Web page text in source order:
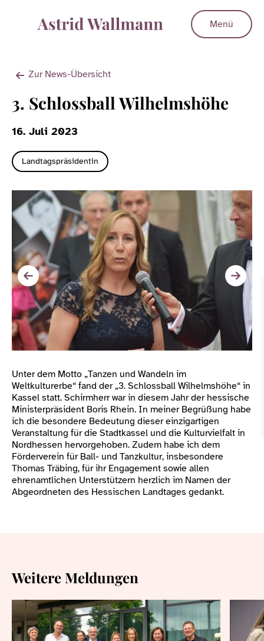
Menü
Zur News-Übersicht
3. Schlossball Wilhelmshöhe
16. Juli 2023
Landtagspräsidentin
Unter dem Motto „Tanzen und Wandeln im
Weltkulturerbe“ fand der „3. Schlossball Wilhelmshöhe“ in
Kassel statt. Schirmherr war in diesem Jahr der hessische
Ministerpräsident Boris Rhein. In meiner Begrüßung habe
ich die besondere Bedeutung dieser einzigartigen
Veranstaltung für die Stadtkassel und die Kulturvielfalt in
Nordhessen hervorgehoben. Zudem habe ich dem
Förderverein für Ball- und Tanzkultur, insbesondere
Thomas Träbing, für ihr Engagement sowie allen
ehrenamtlichen Unterstützern herzlich im Namen der
Abgeordneten des Hessischen Landtages gedankt.
Weitere Meldungen